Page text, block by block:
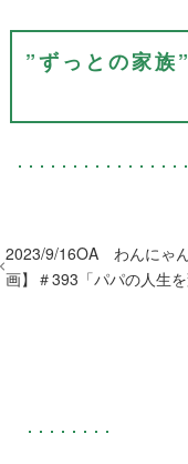
​”ずっとの家族
2023/9/16OA わんにゃ
画】＃393「パパの人生を